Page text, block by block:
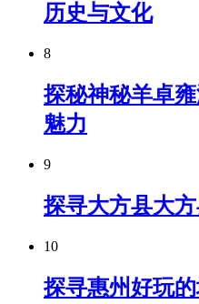
历史与文化
8
探秘神秘羊卓
魅力
9
探寻大方县大
10
探寻惠州好玩